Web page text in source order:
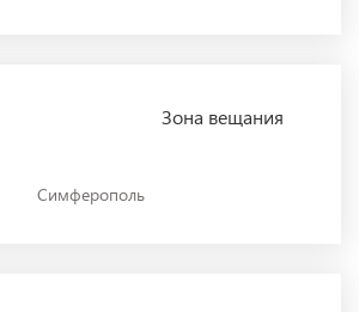
Зона вещания
Симферополь